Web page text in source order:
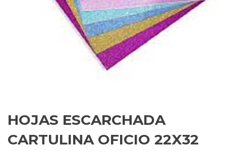
HOJAS ESCARCHADA
CARTULINA OFICIO 22X32